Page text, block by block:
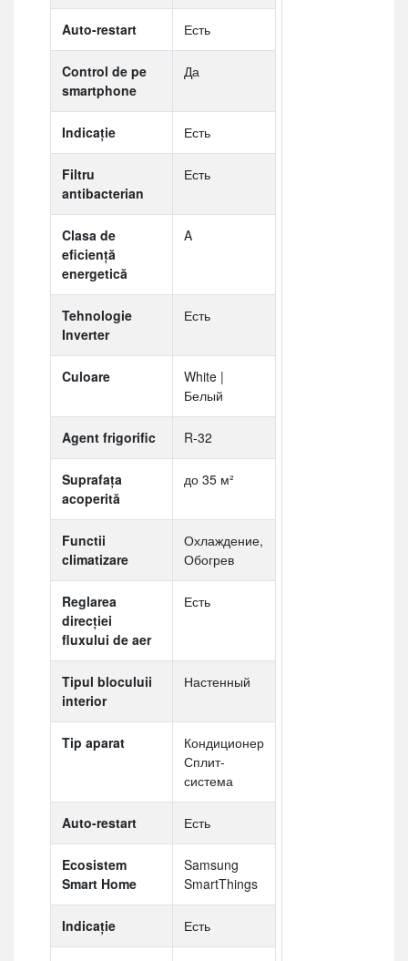
Auto-restart Есть
Control de pe
smartphone
Да
Indicaţie Есть
Filtru
antibacterian
Есть
Clasa de
eficiență
energetică
A
Tehnologie
Inverter
Есть
Culoare
White |
Белый
Agent frigorific R-32
Suprafaţa
acoperită
до 35 м²
Functii
climatizare
Охлаждение,
Обогрев
Reglarea
direcției
fluxului de aer
Есть
Tipul bloculuii
interior
Настенный
Tip aparat
Кондиционер
Сплит-
система
Auto-restart Есть
Ecosistem
Smart Home
Samsung
SmartThings
Indicaţie Есть